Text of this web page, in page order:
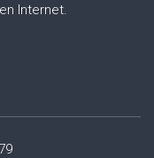
Internet.